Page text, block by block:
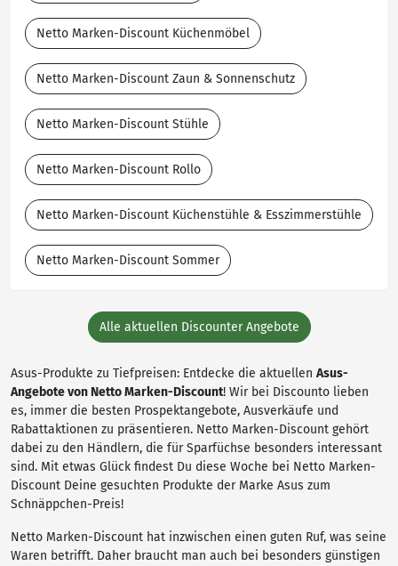
Netto Marken-Discount Küchenmöbel
Netto Marken-Discount Zaun & Sonnenschutz
Netto Marken-Discount Stühle
Netto Marken-Discount Rollo
Netto Marken-Discount Küchenstühle & Esszimmerstühle
Netto Marken-Discount Sommer
Alle aktuellen Discounter Angebote
Asus-Produkte zu Tiefpreisen: Entdecke die aktuellen Asus-
Angebote von Netto Marken-Discount! Wir bei Discounto lieben
es, immer die besten Prospektangebote, Ausverkäufe und
Rabattaktionen zu präsentieren. Netto Marken-Discount gehört
dabei zu den Händlern, die für Sparfüchse besonders interessant
sind. Mit etwas Glück findest Du diese Woche bei Netto Marken-
Discount Deine gesuchten Produkte der Marke Asus zum
Schnäppchen-Preis!
Netto Marken-Discount hat inzwischen einen guten Ruf, was seine
Waren betrifft. Daher braucht man auch bei besonders günstigen